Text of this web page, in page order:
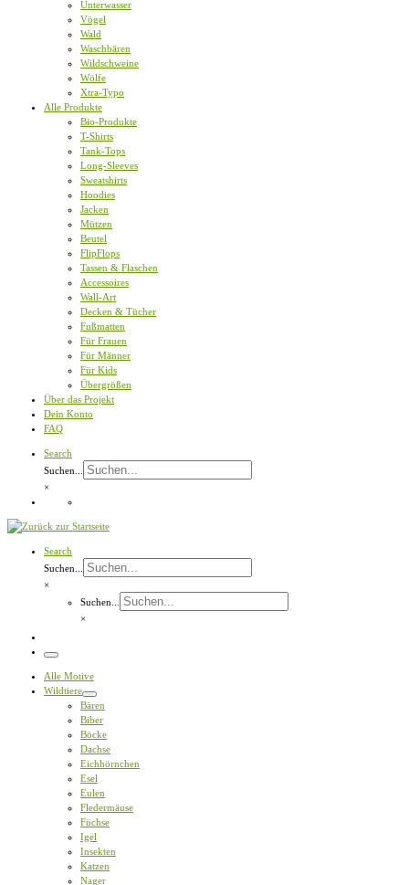
Unterwasser
Vögel
Wald
Waschbären
Wildschweine
Wölfe
Xtra-Typo
Alle Produkte
Bio-Produkte
T-Shirts
Tank-Tops
Long-Sleeves
Sweatshirts
Hoodies
Jacken
Mützen
Beutel
FlipFlops
Tassen & Flaschen
Accessoires
Wall-Art
Decken & Tücher
Fußmatten
Für Frauen
Für Männer
Für Kids
Übergrößen
Über das Projekt
Dein Konto
FAQ
Search
Suchen...
×
Search
Suchen...
×
Suchen...
×
Menü
Alle Motive
Wildtiere
Bären
Biber
Böcke
Dachse
Eichhörnchen
Esel
Eulen
Fledermäuse
Füchse
Igel
Insekten
Katzen
Nager